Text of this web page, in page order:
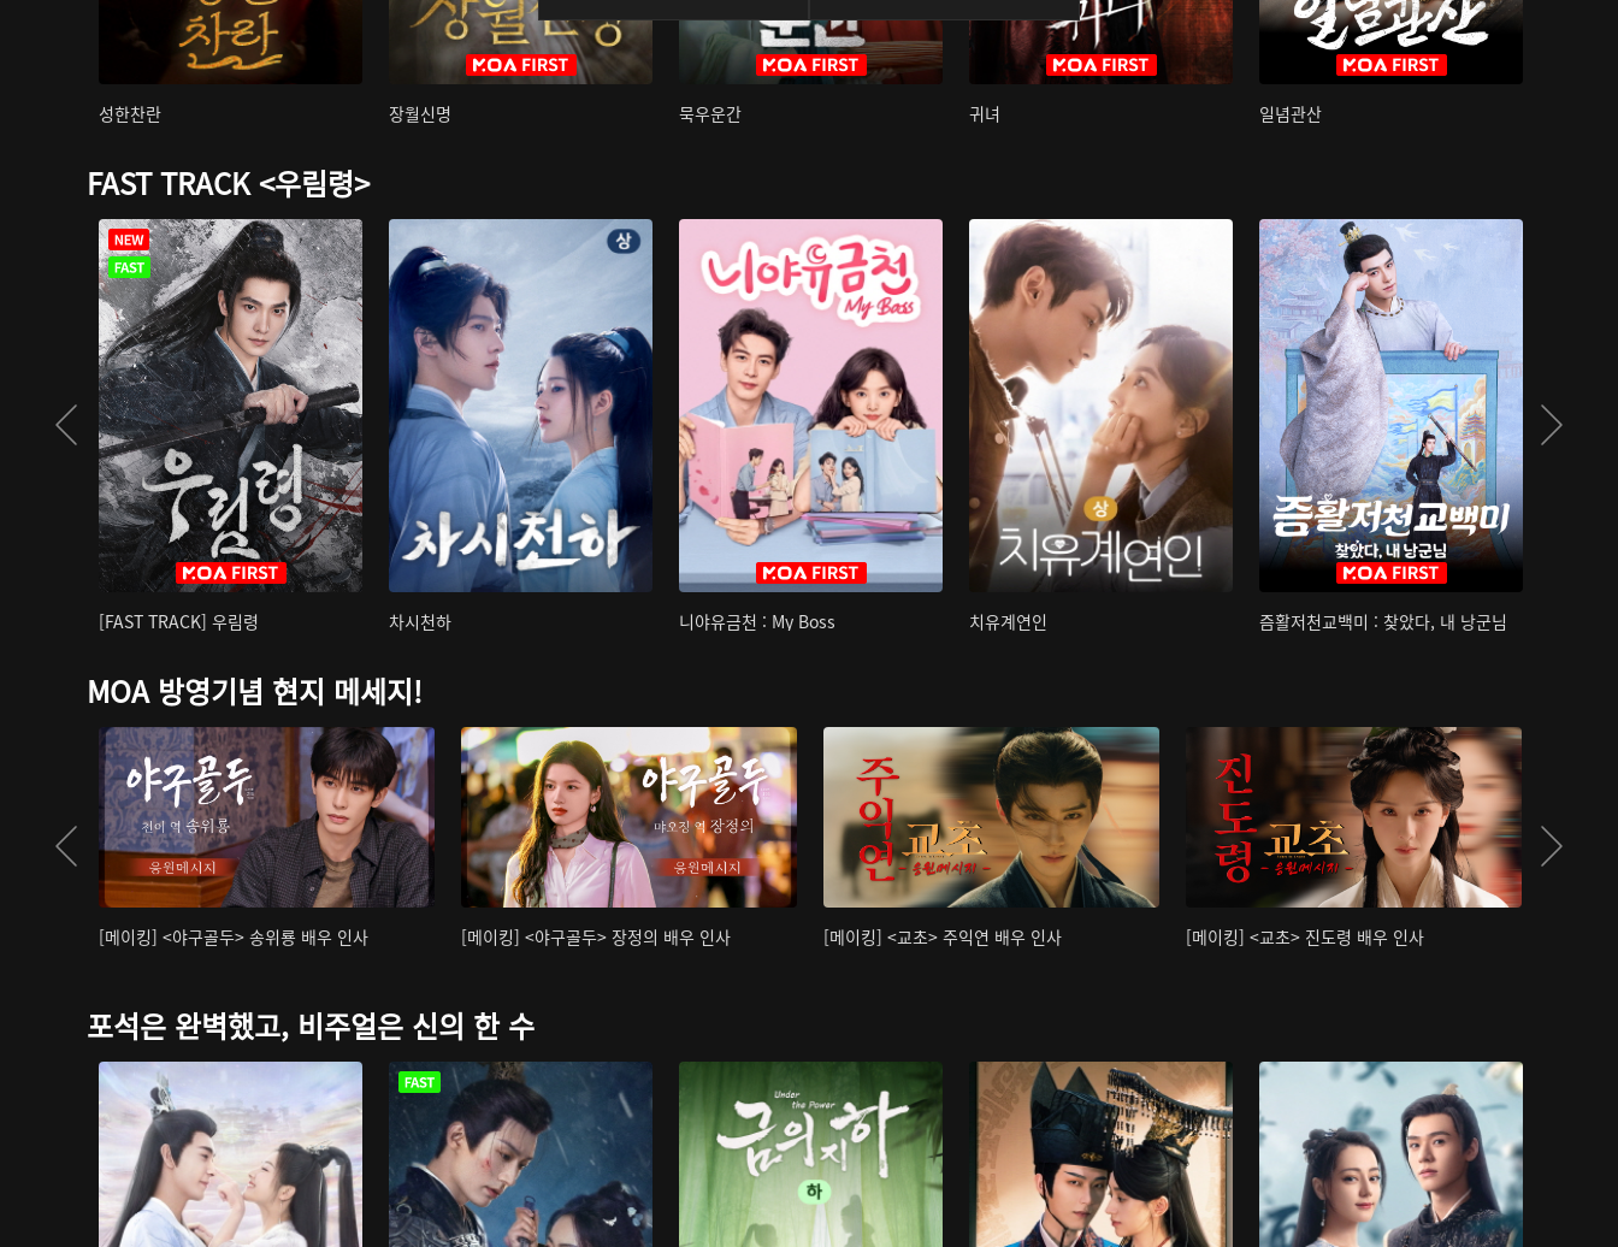
성한찬란 장월신명 묵우운간 귀녀 일념관산
FAST TRACK <우림령>
[FAST TRACK] 우림령 차시천하 니야유금천 : My Boss 치유계연인 즘활저천교백미 : 찾았다, 내 낭군님
MOA 방영기념 현지 메세지!
[메이킹] <야구골두> 송위룡 배우 인사 [메이킹] <야구골두> 장정의 배우 인사 [메이킹] <교초> 주익연 배우 인사 [메이킹] <교초> 진도령 배우 인사
포석은 완벽했고, 비주얼은 신의 한 수